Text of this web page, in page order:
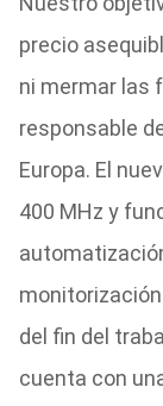
precio
ni mermar las
responsable
Europa. El
400 MHz y
del fin del
cuenta con